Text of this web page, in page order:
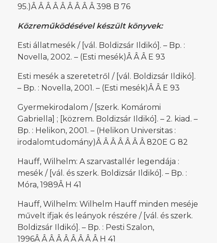
95.)Â Â Â Â Â Â Â Â Â 398 B 76
Közreműködésével készült könyvek:
Esti állatmesék / [vál. Boldizsár Ildikó]. – Bp. :
Novella, 2002. – (Esti mesék)Â Â Â E 93
Esti mesék a szeretetről / [vál. Boldizsár Ildikó].
– Bp. : Novella, 2001. – (Esti mesék)Â Â E 93
Gyermekirodalom / [szerk. Komáromi
Gabriella] ; [közrem. Boldizsár Ildikó]. – 2. kiad. –
Bp. : Helikon, 2001. – (Helikon Universitas :
irodalomtudomány)Â Â Â Â Â Â Â 820E G 82
Hauff, Wilhelm: A szarvastallér legendája :
mesék / [vál. és szerk. Boldizsár Ildikó]. – Bp. :
Móra, 1989Â H 41
Hauff, Wilhelm: Wilhelm Hauff minden meséje
művelt ifjak és leányok részére / [vál. és szerk.
Boldizsár Ildikó]. – Bp. : Pesti Szalon,
1996Â Â Â Â Â Â Â Â Â H 41